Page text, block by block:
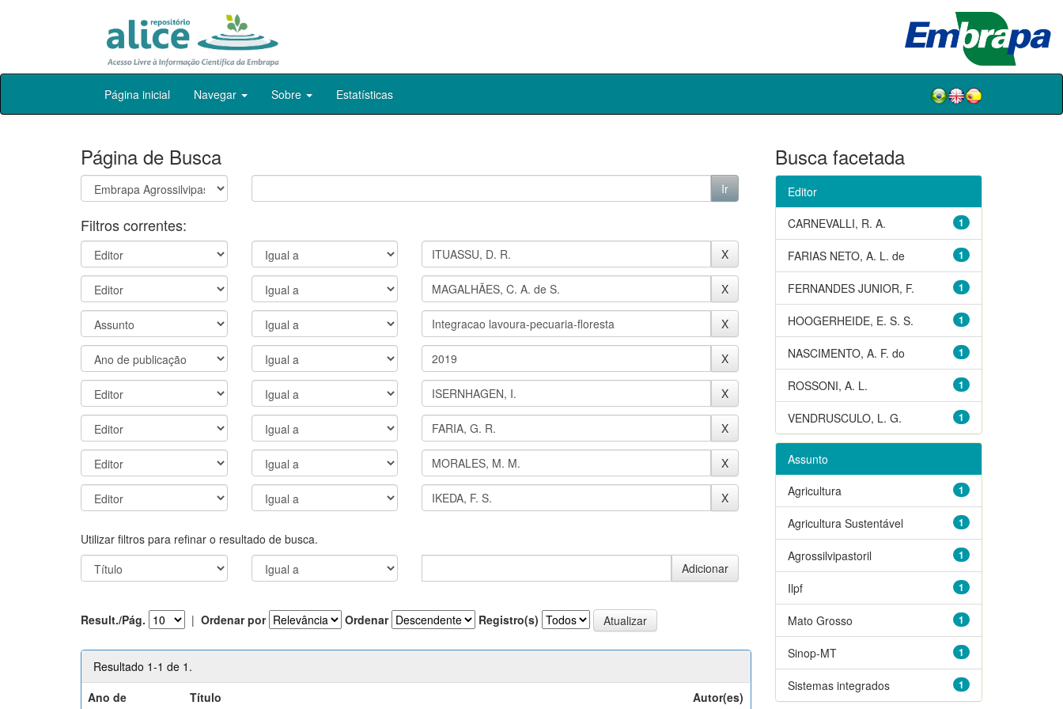
Skip
Página inicial Navegar Sobre Estatísticas
Página de Busca
Filtros correntes:
Utilizar filtros para refinar o resultado de busca.
Result./Pág. | Ordenar por Ordenar Registro(s)
Resultado 1-1 de 1.
Ano de
Título Autor(es)
Busca facetada
Editor
1
CARNEVALLI, R. A.
1
FARIAS NETO, A. L. de
1
FERNANDES JUNIOR, F.
1
HOOGERHEIDE, E. S. S.
1
NASCIMENTO, A. F. do
1
ROSSONI, A. L.
1
VENDRUSCULO, L. G.
Assunto
1
Agricultura
1
Agricultura Sustentável
1
Agrossilvipastoril
1
Ilpf
1
Mato Grosso
1
Sinop-MT
1
Sistemas integrados